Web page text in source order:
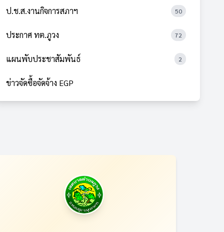
ป.ช.ส.งานกิจการสภาฯ 50
ประกาศ ทต.ภูวง 72
แผนพับประชาสัมพันธ์ 2
ข่าวจัดซื้อจัดจ้าง EGP